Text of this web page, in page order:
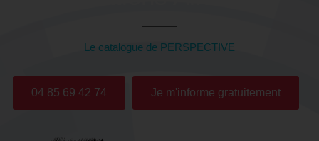
Le catalogue de PERSPECTIVE
04 85 69 42 74 Je m'informe gratuitement